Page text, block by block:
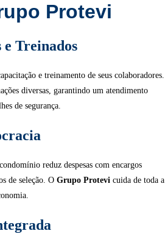
Protevi
Treinados
e treinamento de seus colaboradores.
diversas, garantindo um atendimento
de segurança.
reduz despesas com encargos
de seleção. O Grupo Protevi cuida de toda a